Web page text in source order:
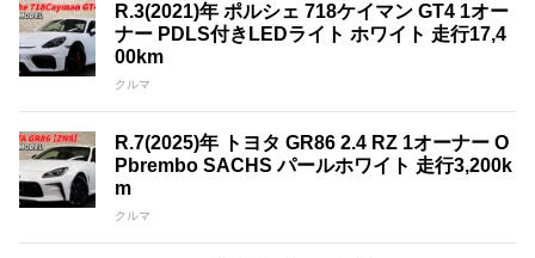
R.3(2021)年 ポルシェ 718ケイマン GT4 1オー
ナー PDLS付きLEDライト ホワイト 走行17,4
00km
クルマ
R.7(2025)年 トヨタ GR86 2.4 RZ 1オーナー O
Pbrembo SACHS パールホワイト 走行3,200k
m
クルマ